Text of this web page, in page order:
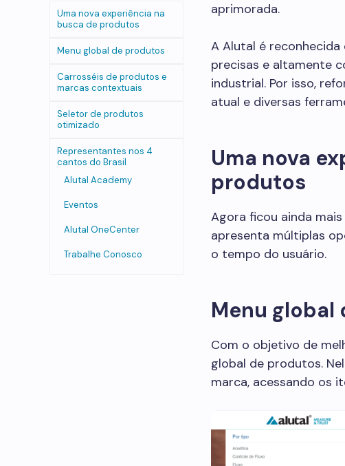
Uma nova experiência na
busca de produtos
Menu global de produtos
Carrosséis de produtos e
marcas contextuais
Seletor de produtos
otimizado
Representantes nos 4
cantos do Brasil
Alutal Academy
Eventos
Alutal OneCenter
Trabalhe Conosco
aprimorada.
A Alutal é
precisas e altamente
industrial. Por isso,
atual e diversas
Uma nova
produtos
Agora ficou ainda
apresenta múltiplas
o tempo do usuário.
Menu global
Com o objetivo de
global de produtos.
marca, acessando os